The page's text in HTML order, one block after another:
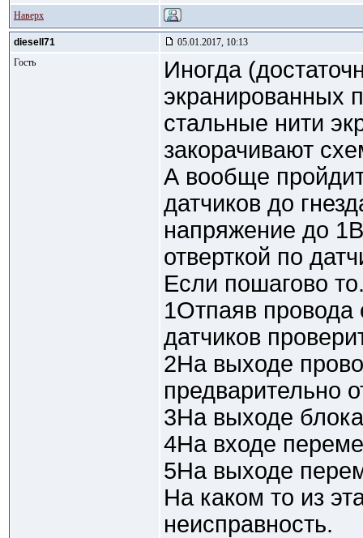
Наверх
diesell71
05.01.2017, 10:13
Гость
Иногда
экранированных
стальные нити
закорачивают
А вообще
датчиков до
напряжение до
отверткой по
Если пошагово
1Отпаяв провода
датчиков
2На выходе
предварительно
3На выходе
4На входе
5На выходе
На каком то из
неисправность.